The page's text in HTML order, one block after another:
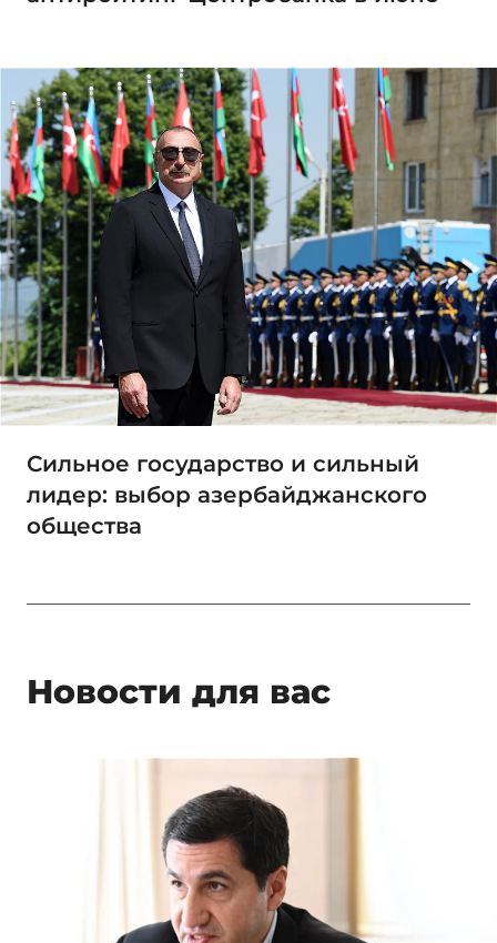
Сильное государство и сильный
лидер: выбор азербайджанского
общества
Новости для вас